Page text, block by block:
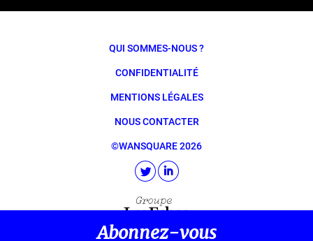
QUI SOMMES-NOUS ?
CONFIDENTIALITÉ
MENTIONS LÉGALES
NOUS CONTACTER
©WANSQUARE 2026
Abonnez-vous